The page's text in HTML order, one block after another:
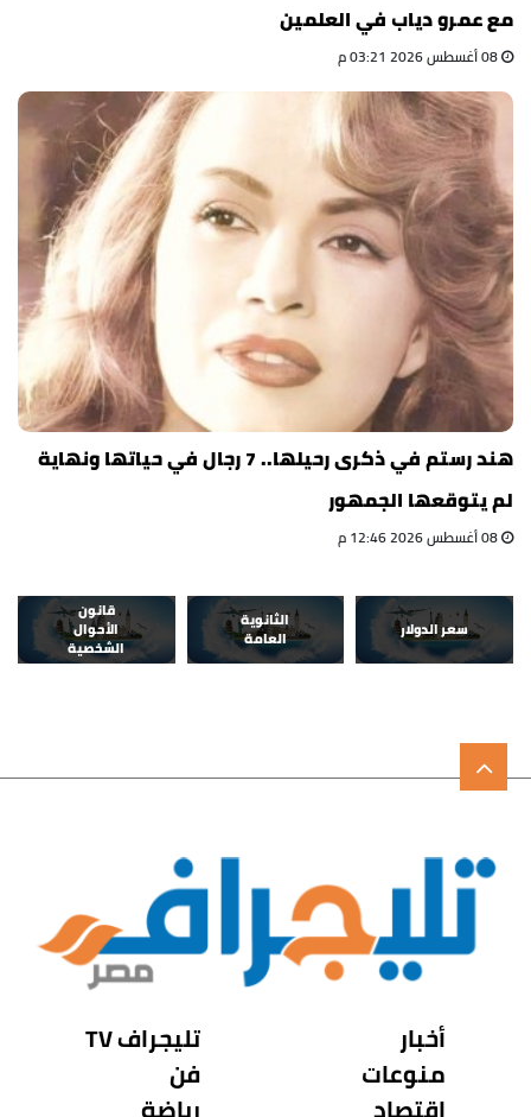
مع عمرو دياب في العلمين
هند رستم في ذكرى رحيلها.. 7 رجال في حياتها ونهاية
لم يتوقعها الجمهور
سعر الدولار
الثانوية
العامة
قانون
الأحوال
الشخصية
أخبار
منوعات
تليجراف TV
فن